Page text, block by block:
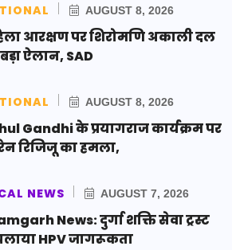
AUGUST 8, 2026
आरक्षण पर शिरोमणि अकाली दल
ऐलान, SAD
AUGUST 8, 2026
Gandhi के प्रयागराज कार्यक्रम पर
रिजिजू का हमला,
NEWS AUGUST 7, 2026
News: दुर्गा शक्ति सेवा ट्रस्ट
HPV जागरूकता